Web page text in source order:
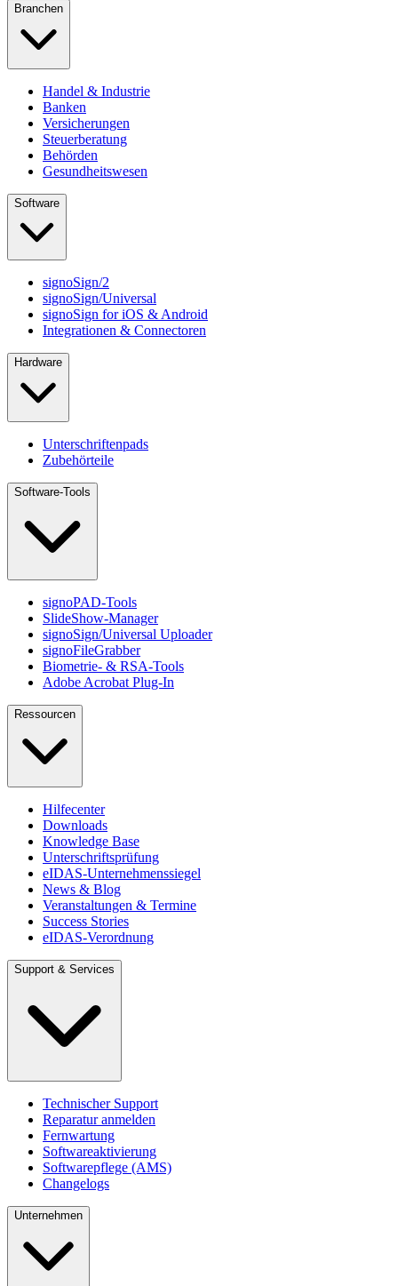
Branchen
Handel & Industrie
Banken
Versicherungen
Steuerberatung
Behörden
Gesundheitswesen
Software
signoSign/2
signoSign/Universal
signoSign for iOS & Android
Integrationen & Connectoren
Hardware
Unterschriftenpads
Zubehörteile
Software-Tools
signoPAD-Tools
SlideShow-Manager
signoSign/Universal Uploader
signoFileGrabber
Biometrie- & RSA-Tools
Adobe Acrobat Plug-In
Ressourcen
Hilfecenter
Downloads
Knowledge Base
Unterschriftsprüfung
eIDAS-Unternehmenssiegel
News & Blog
Veranstaltungen & Termine
Success Stories
eIDAS-Verordnung
Support & Services
Technischer Support
Reparatur anmelden
Fernwartung
Softwareaktivierung
Softwarepflege (AMS)
Changelogs
Unternehmen